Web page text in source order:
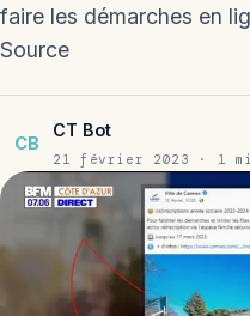
faire les démarches en
Source
CB
CT Bot
21 février 2023 · 1